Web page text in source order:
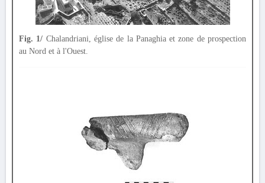
Fig. 1/ Chalandriani, église de la Panaghia et zone de prospection
au Nord et à l'Ouest.